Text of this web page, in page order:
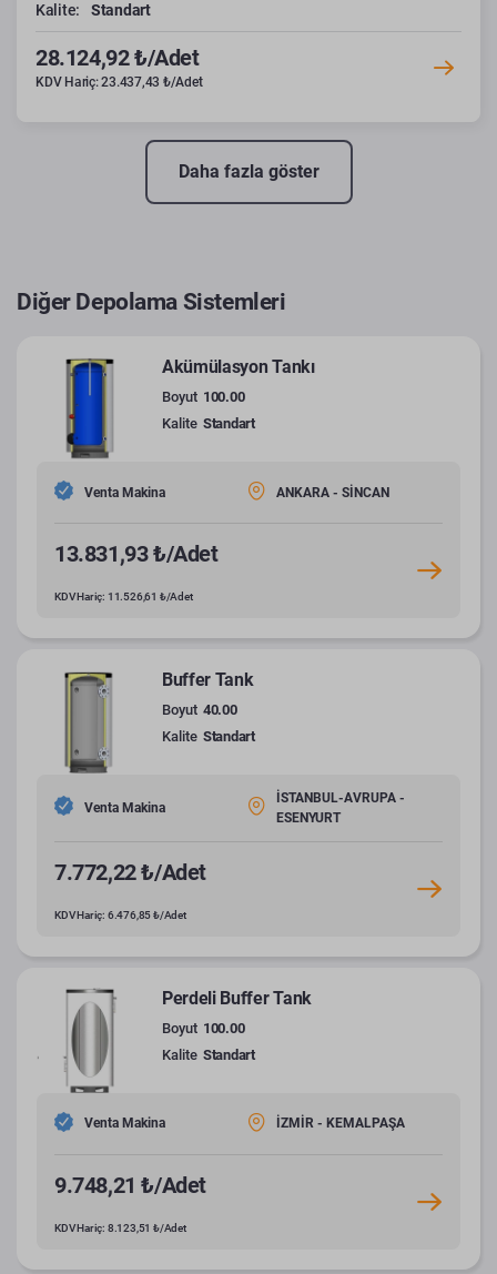
Kalite:
Standart
28.124,92 ₺/Adet
KDV Hariç: 23.437,43 ₺/Adet
Daha fazla göster
Diğer Depolama Sistemleri
Akümülasyon Tankı
Boyut 100.00
Kalite Standart
Venta Makina ANKARA - SİNCAN
13.831,93 ₺/Adet
KDV Hariç: 11.526,61 ₺/Adet
Buffer Tank
Boyut 40.00
Kalite Standart
Venta Makina
İSTANBUL-AVRUPA -
ESENYURT
7.772,22 ₺/Adet
KDV Hariç: 6.476,85 ₺/Adet
Perdeli Buffer Tank
Boyut 100.00
Kalite Standart
Venta Makina İZMİR - KEMALPAŞA
9.748,21 ₺/Adet
KDV Hariç: 8.123,51 ₺/Adet